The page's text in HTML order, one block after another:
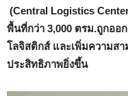
(Central Logistics
พื้นที่กว่า 3,000 ตรม.ถูกออ
โลจิสติกส์ และเพิ่มความส
ประสิทธิภาพยิ่งขึ้น